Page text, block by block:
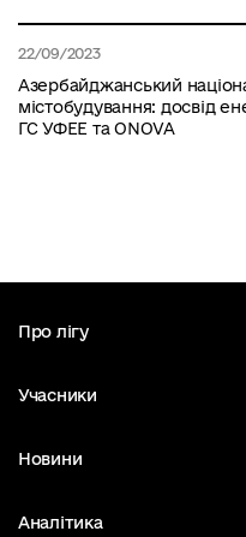
22/09/2023
Азербайджанський
містобудування: досвід
ГС УФЕЕ та ONOVA
Про лігу
Учасники
Новини
Аналітика